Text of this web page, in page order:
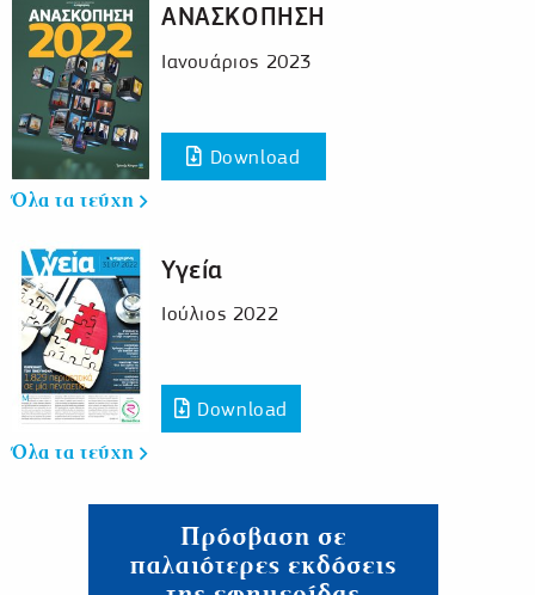
ΑΝΑΣΚΟΠΗΣΗ
Ιανουάριος 2023
Download
Όλα τα τεύχη
Υγεία
Ιούλιος 2022
Download
Όλα τα τεύχη